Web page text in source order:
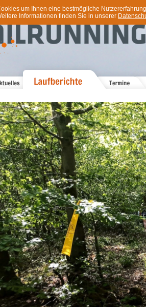
um Ihnen eine bestmögliche
Informationen finden Sie in unserer